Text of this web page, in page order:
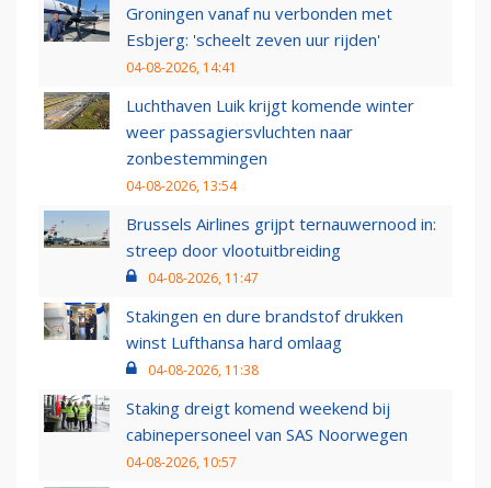
Groningen vanaf nu verbonden met
Esbjerg: 'scheelt zeven uur rijden'
04-08-2026, 14:41
Luchthaven Luik krijgt komende winter
weer passagiersvluchten naar
zonbestemmingen
04-08-2026, 13:54
Brussels Airlines grijpt ternauwernood in:
streep door vlootuitbreiding
04-08-2026, 11:47
Stakingen en dure brandstof drukken
winst Lufthansa hard omlaag
04-08-2026, 11:38
Staking dreigt komend weekend bij
cabinepersoneel van SAS Noorwegen
04-08-2026, 10:57